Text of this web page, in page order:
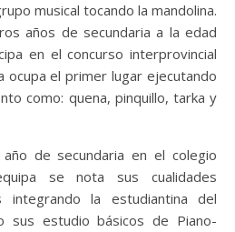
musical tocando la mandolina.
años de secundaria a la edad
en el concurso interprovincial
ocupa el primer lugar ejecutando
como: quena, pinquillo, tarka y
de secundaria en el colegio
se nota sus cualidades
integrando la estudiantina del
sus estudio básicos de Piano-